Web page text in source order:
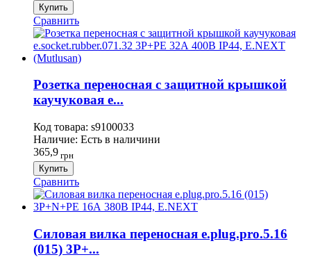
Купить
Сравнить
Розетка переносная с защитной крышкой
каучуковая e...
Код товара: s9100033
Наличие: Есть в наличини
365,9 грн
Купить
Сравнить
Силовая вилка переносная e.plug.pro.5.16
(015) 3P+...